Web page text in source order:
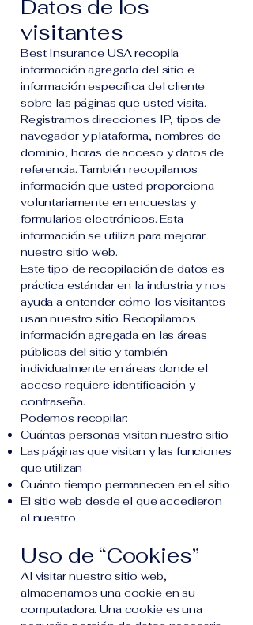
Datos de los
visitantes
Best Insurance USA recopila
información agregada del sitio e
información específica del cliente
sobre las páginas que usted visita.
Registramos direcciones IP, tipos de
navegador y plataforma, nombres de
dominio, horas de acceso y datos de
referencia. También recopilamos
información que usted proporciona
voluntariamente en encuestas y
formularios electrónicos. Esta
información se utiliza para mejorar
nuestro sitio web.
Este tipo de recopilación de datos es
práctica estándar en la industria y nos
ayuda a entender cómo los visitantes
usan nuestro sitio. Recopilamos
información agregada en las áreas
públicas del sitio y también
individualmente en áreas donde el
acceso requiere identificación y
contraseña.
Podemos recopilar:
Cuántas personas visitan nuestro sitio
Las páginas que visitan y las funciones
que utilizan
Cuánto tiempo permanecen en el sitio
El sitio web desde el que accedieron
al nuestro
Uso de “Cookies”
Al visitar nuestro sitio web,
almacenamos una cookie en su
computadora. Una cookie es una